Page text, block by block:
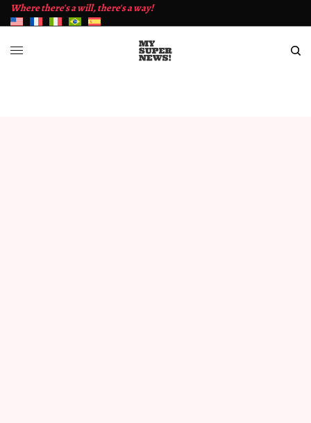
Where there's a will, there's a way!